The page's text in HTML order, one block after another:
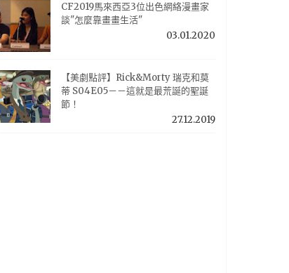
CF2019馬來西亞3位出色網絡漫畫家
談"怎麼靠畫畫生活"
03.01.2020
【美劇點評】Rick&Morty 瑞克和莫
蒂 S04E05－－這就是最荒誕的聖誕
節！
27.12.2019